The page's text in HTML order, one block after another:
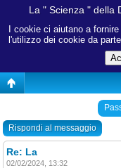
I cookie ci aiutano a
l'utilizzo dei cookie da
La " Scienza " della
Rispondi al messaggio
Re: La
02/02/2024, 13:32